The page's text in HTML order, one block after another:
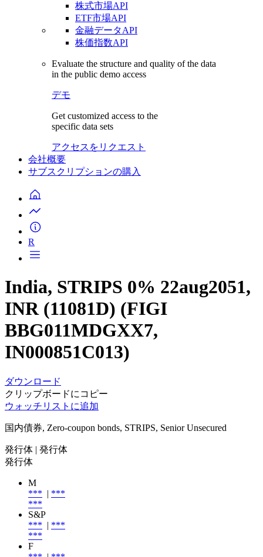
株式市場API
ETF市場API
金融データAPI
株価指数API
Evaluate the structure and quality of the data
in the public demo access
デモ
Get customized access to the
specific data sets
アクセスをリクエスト
会社概要
サブスクリプションの購入
R
India, STRIPS 0% 22aug2051,
INR (11081D) (FIGI
BBG011MDGXX7,
IN000851C013)
ダウンロード
クリップボードにコピー
ウォッチリストに追加
国内債券, Zero-coupon bonds, STRIPS, Senior Unsecured
発行体 | 発行体
発行体
M
*** | ***
***
S&P
*** | ***
***
F